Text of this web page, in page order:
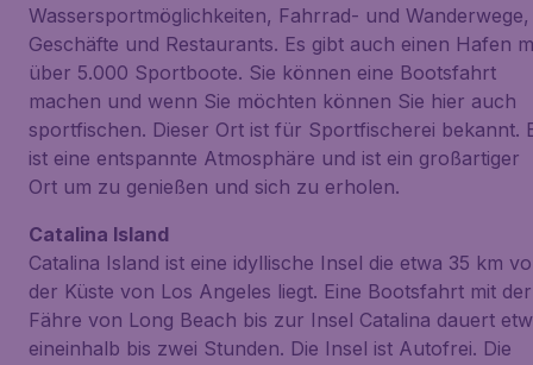
Wassersportmöglichkeiten, Fahrrad- und Wanderwege,
Geschäfte und Restaurants. Es gibt auch einen Hafen
über 5.000 Sportboote. Sie können eine Bootsfahrt
machen und wenn Sie möchten können Sie hier auch
sportfischen. Dieser Ort ist für Sportfischerei bekannt.
ist eine entspannte Atmosphäre und ist ein großartiger
Ort um zu genießen und sich zu erholen.
Catalina Island
Catalina Island ist eine idyllische Insel die etwa 35 km
der Küste von Los Angeles liegt. Eine Bootsfahrt mit der
Fähre von Long Beach bis zur Insel Catalina dauert
eineinhalb bis zwei Stunden. Die Insel ist Autofrei. Die